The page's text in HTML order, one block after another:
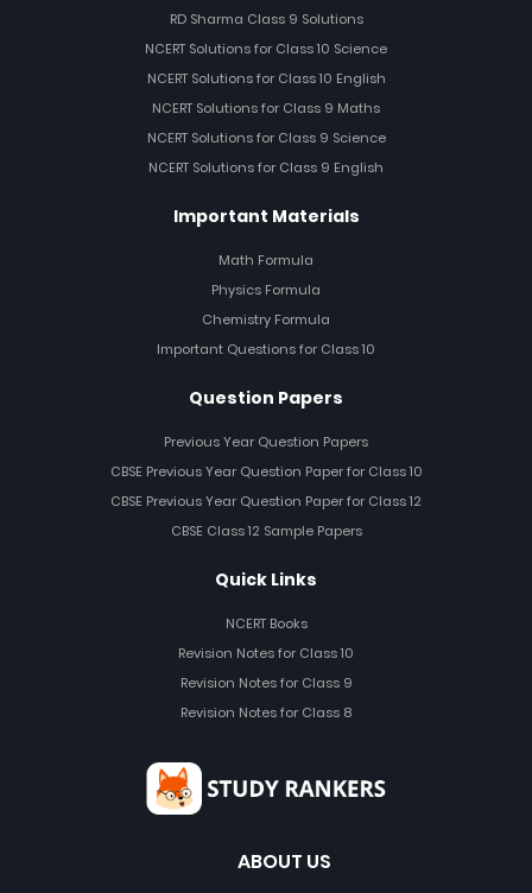
RD Sharma Class 9 Solutions
NCERT Solutions for Class 10 Science
NCERT Solutions for Class 10 English
NCERT Solutions for Class 9 Maths
NCERT Solutions for Class 9 Science
NCERT Solutions for Class 9 English
Important Materials
Math Formula
Physics Formula
Chemistry Formula
Important Questions for Class 10
Question Papers
Previous Year Question Papers
CBSE Previous Year Question Paper for Class 10
CBSE Previous Year Question Paper for Class 12
CBSE Class 12 Sample Papers
Quick Links
NCERT Books
Revision Notes for Class 10
Revision Notes for Class 9
Revision Notes for Class 8
ABOUT US